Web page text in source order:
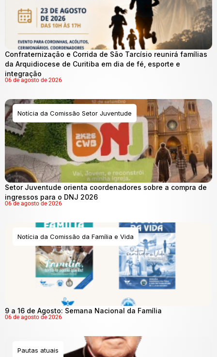
Confraternização e Corrida de São Tarcísio reunirá famílias
da Arquidiocese de Curitiba em dia de fé, esporte e
integração
06 de agosto de 2026
Notícia da Comissão Setor Juventude
Setor Juventude orienta coordenadores sobre a compra de
ingressos para o DNJ 2026
06 de agosto de 2026
Notícia da Comissão da Família e Vida
9 a 16 de Agosto: Semana Nacional da Família
06 de agosto de 2026
Pautas atuais